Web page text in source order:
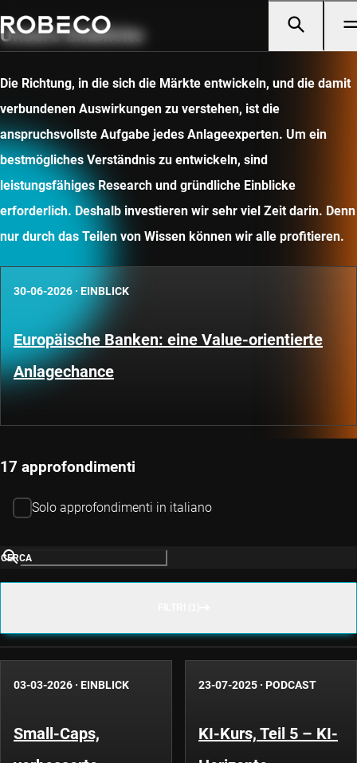
Unsere Einblicke
Die Richtung, in die sich die Märkte entwickeln, und die damit
verbundenen Auswirkungen zu verstehen, ist die
anspruchsvollste Aufgabe jedes Anlageexperten. Um ein
bestmögliches Verständnis zu entwickeln, sind
leistungsfähiges Research und gründliche Einblicke
erforderlich. Deshalb investieren wir sehr viel Zeit darin. Denn
nur durch das Teilen von Wissen können wir alle profitieren.
30-06-2026 · EINBLICK
Europäische Banken: eine Value-orientierte
Anlagechance
17 approfondimenti
Solo approfondimenti in italiano
CERCA
03-03-2026 · EINBLICK
Small-Caps,
23-07-2025 · PODCAST
KI-Kurs, Teil 5 – KI-